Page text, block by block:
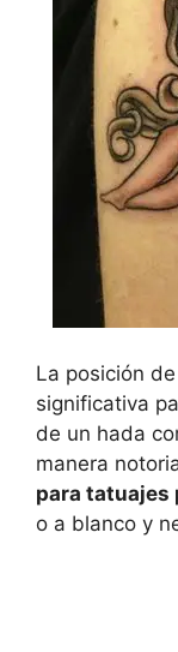
La posición
significativa
de un hada
manera
para tatuajes
o a blanco y